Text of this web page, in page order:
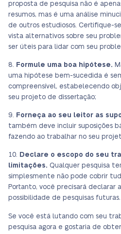
proposta de pesquisa não é
resumos, mas é uma análise
de outros estudiosos. Certifique-
vista alternativos sobre seu
ser úteis para lidar com seu
Formule uma boa hipótese.
uma hipótese bem-sucedida é
compreensível, estabelecendo
seu projeto de dissertação;
Forneça ao seu leitor as
também deve incluir suposições
fazendo ao trabalhar no seu
Declare o escopo do seu
limitações. Qualquer pesquisa
simplesmente não pode cobrir
Portanto, você precisará declarar
possibilidade de pesquisas futuras.
Se você está lutando com seu
pesquisa agora e gostaria de